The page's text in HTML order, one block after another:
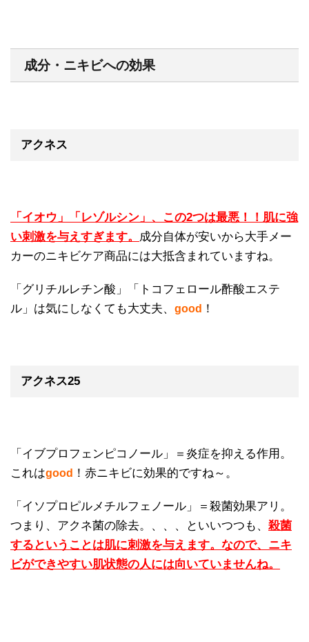
成分・ニキビへの効果
アクネス
「イオウ」「レゾルシン」、この2つは最悪！！肌に強
い刺激を与えすぎます。 成分自体が安いから大手メー
カーのニキビケア商品には大抵含まれていますね。
「グリチルレチン酸」「トコフェロール酢酸エステ
ル」は気にしなくても大丈夫、 good ！
アクネス25
「イブプロフェンピコノール」＝炎症を抑える作用。
これはgood ！赤ニキビに効果的ですね～。
「イソプロピルメチルフェノール」＝殺菌効果アリ。
つまり、アクネ菌の除去。、、、といいつつも、 殺菌
するということは肌に刺激を与えます。なので、ニキ
ビができやすい肌状態の人には向いていませんね。